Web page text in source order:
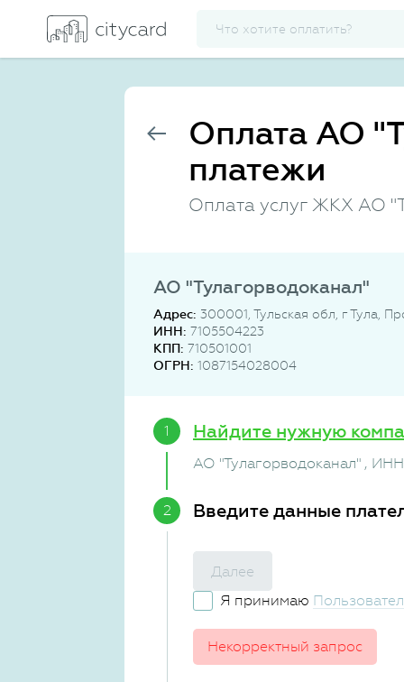
Оплата АО
платежи
Оплата услуг ЖКХ АО
АО "Тулагорводоканал"
Адрес: 300001, Тульская обл, г Тула,
ИНН: 7105504223
КПП: 710501001
ОГРН: 1087154028004
Найдите нужную
АО "Тулагорводоканал" ,
Введите данные
Далее
Я принимаю
Некорректный запрос